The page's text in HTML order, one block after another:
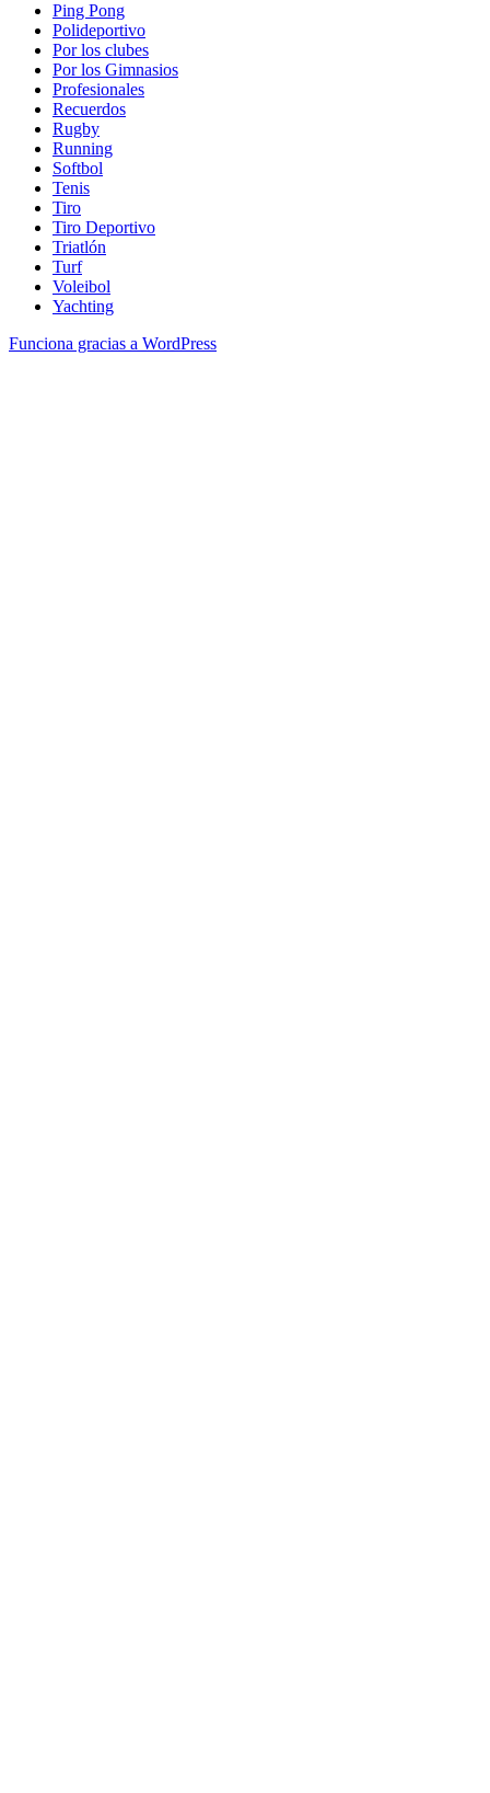
Ping Pong
Polideportivo
Por los clubes
Por los Gimnasios
Profesionales
Recuerdos
Rugby
Running
Softbol
Tenis
Tiro
Tiro Deportivo
Triatlón
Turf
Voleibol
Yachting
Funciona gracias a WordPress